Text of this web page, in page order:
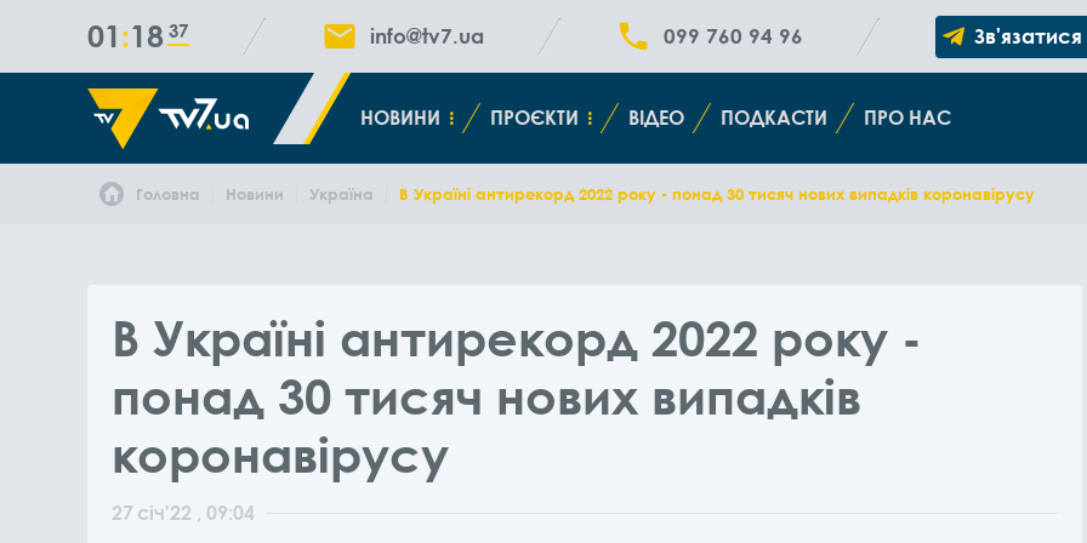
01 18 38 info@tv7.ua 099 760 94 96
НОВИНИ ПРОЄКТИ ВІДЕО ПОДКАСТИ ПРО НАС
Головна Новини Україна В Україні антирекорд 2022 року - понад 30 тисяч нових випадків коронавірусу
В Україні антирекорд 2022 року -
понад 30 тисяч нових випадків
коронавірусу
27 січ'22 , 09:04